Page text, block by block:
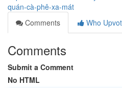
quán-cà-phê-xa-mát
Comments
Who
Comments
Submit a Comment
No HTML